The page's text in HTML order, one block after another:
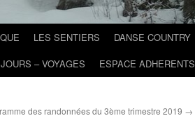
LES SENTIERS DANSE COUNTRY
– VOYAGES ESPACE ADHERENTS
des randonnées du 3ème trimestre 2019 →